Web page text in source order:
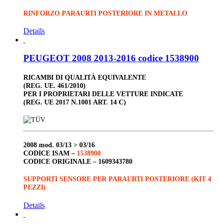
RINFORZO PARAURTI POSTERIORE IN METALLO
Details
PEUGEOT 2008 2013-2016 codice 1538900
RICAMBI DI QUALITÀ EQUIVALENTE
(REG. UE. 461/2010)
PER I PROPRIETARI DELLE VETTURE INDICATE
(REG. UE 2017 N.1001 ART. 14 C)
2008 mod. 03/13 > 03/16
CODICE ISAM – 1538900
CODICE ORIGINALE – 1609343780
SUPPORTI SENSORE PER PARAURTI POSTERIORE (KIT 4
PEZZI)
Details